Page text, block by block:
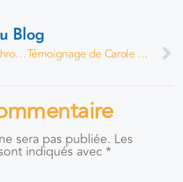
Blog
Point infos sur la Sophrologie
Témoignage de Carole Amores
sera pas publiée. Les
indiqués avec *